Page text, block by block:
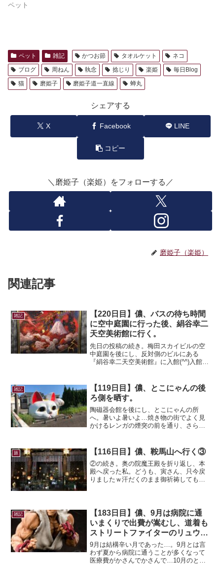
ペット
ペット 雑記 かつお節 タオルケット
ネコ
ブログ
周ねん 執念 捻じり 楽姫
毎日Blog
猫
磨姫子 磨姫子道一直線 蝉丸
シェアする
X Facebook LINE
コピー
＼磨姫子（楽姫）をフォローする／
磨姫子（楽姫）
関連記事
雑記
【220日目】儂、バスの待ち時間
に空中庭園に行った後、絹谷幸二
天空美術館に行く。
先日の投稿の続き。梅田スカイビルの空
中庭園を後にし、反対側のビルにある
『絹谷幸二天空美術館』に入館(^^)入館し
たいでガッツリ入りきってしまった。そ
の後2か所にある展...
雑記
【119日目】儂、とこにゃんの後
ろ側を晒す。
陶磁器会館を後にし、とこにゃんの所
へ。暑いよ暑いよ…焼き物の街でよく見
かけるレンガの煙突の前を通り、さらに
ゃんの前に到着(=^・^=)とこにゃんのベ
ストショットを撮るに...
旅 【116日目】儂、鞍馬山へ行く③
②の続き。奥の院魔王殿を折り返し、本
殿へ戻った私。どうも、寅さん、只今戻
りましたｗ汗だくのまま御祈祷してもら
ないけど、ご朱印とお土産...
雑記
【183日目】儂、9月は病院に通
いまくりで出費が嵩むし、道着も
ストリートファイターのリュウみ
たいになってしまうしで辛い月だ
った。【毎日Blog反省会】
9月は結構辛い月であった…。9月とは言
わず夏から病院に通うことが多くなって
医療費がかさんでかさんで…10月のとあ